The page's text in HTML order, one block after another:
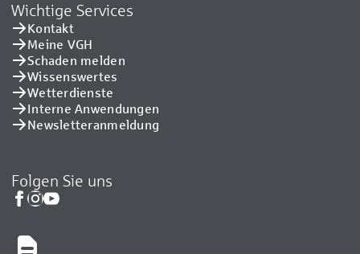
Wichtige Services
Kontakt
Meine VGH
Schaden melden
Wissenswertes
Wetterdienste
Interne Anwendungen
Newsletteranmeldung
Folgen Sie uns